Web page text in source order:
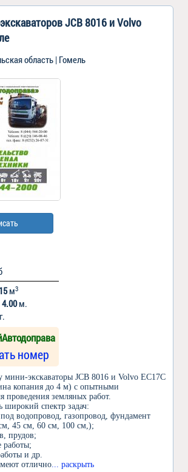
JCB 8016 и Volvo
область | Гомель
м3
4.00м.
номер
мини-экскаваторы JCB 8016 и Volvo EC17C
копания до 4 м) с опытными
проведения земляных работ.
спектр задач:
водопровод, газопровод, фундамент
45 см, 60 см, 100 см,);
прудов;
работы;
и др.
отлично... раскрыть